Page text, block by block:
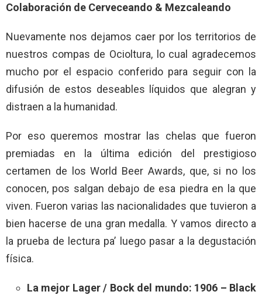
Colaboración de Cerveceando & Mezcaleando
Nuevamente nos dejamos caer por los territorios de
nuestros compas de Ocioltura, lo cual agradecemos
mucho por el espacio conferido para seguir con la
difusión de estos deseables líquidos que alegran y
distraen a la humanidad.
Por eso queremos mostrar las chelas que fueron
premiadas en la última edición del prestigioso
certamen de los World Beer Awards, que, si no los
conocen, pos salgan debajo de esa piedra en la que
viven. Fueron varias las nacionalidades que tuvieron a
bien hacerse de una gran medalla. Y vamos directo a
la prueba de lectura pa’ luego pasar a la degustación
física.
La mejor Lager / Bock del mundo: 1906 – Black